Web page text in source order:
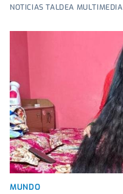
NOTICIAS TALDEA MULTIMEDIA
MUNDO